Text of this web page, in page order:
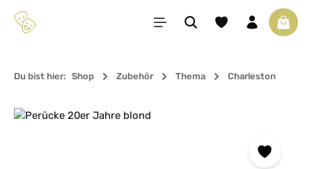
Zum Hauptinhalt springen Du hast 0 Produkte
Du bist hier: Shop Zubehör Thema Charleston
Bildergalerie überspringen